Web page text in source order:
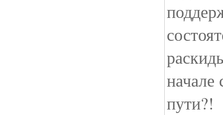
начале
пути?!